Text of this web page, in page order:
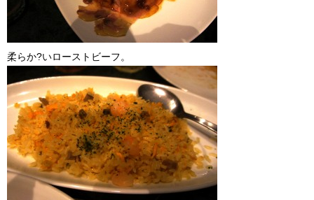
柔らか?いローストビーフ。